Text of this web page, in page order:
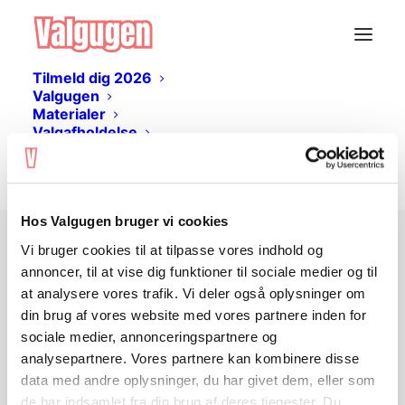
Hos Valgugen bruger vi cookies
Vi bruger cookies til at tilpasse vores indhold og
annoncer, til at vise dig funktioner til sociale medier og til
at analysere vores trafik. Vi deler også oplysninger om
din brug af vores website med vores partnere inden for
sociale medier, annonceringspartnere og
analysepartnere. Vores partnere kan kombinere disse
data med andre oplysninger, du har givet dem, eller som
de har indsamlet fra din brug af deres tjenester. Du
Tilmeld dig 2026
Valgugen
Materialer
Valgafholdelse
Livestream
Log ind
Ingen adgang?
Undervisningsmaterialet er gratis og kan
hentes her på siden. Du skallogge ind
elleroprette en brugerfor at tilgå
materialet.